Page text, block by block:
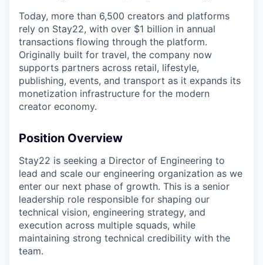
Today, more than 6,500 creators and platforms
rely on Stay22, with over $1 billion in annual
transactions flowing through the platform.
Originally built for travel, the company now
supports partners across retail, lifestyle,
publishing, events, and transport as it expands its
monetization infrastructure for the modern
creator economy.
Position Overview
Stay22 is seeking a Director of Engineering to
lead and scale our engineering organization as we
enter our next phase of growth. This is a senior
leadership role responsible for shaping our
technical vision, engineering strategy, and
execution across multiple squads, while
maintaining strong technical credibility with the
team.